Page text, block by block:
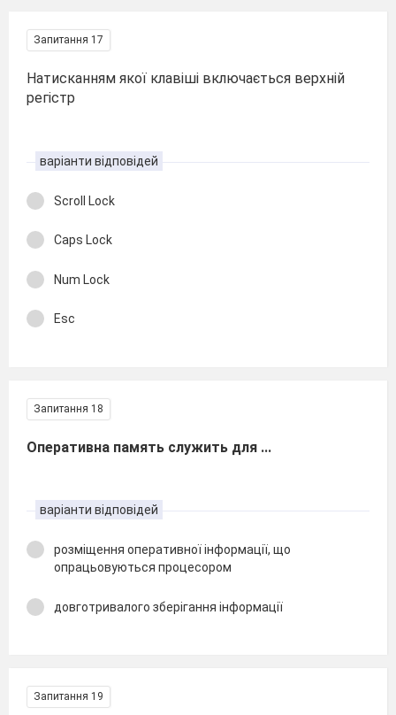
Запитання 17
Натисканням якої клавіші включається верхній
регістр
варіанти відповідей
Scroll Lock
Caps Lock
Num Lock
Esc
Запитання 18
Оперативна память служить для ...
варіанти відповідей
розміщення оперативної інформації, що
опрацьовуються процесором
довготривалого зберігання інформації
Запитання 19